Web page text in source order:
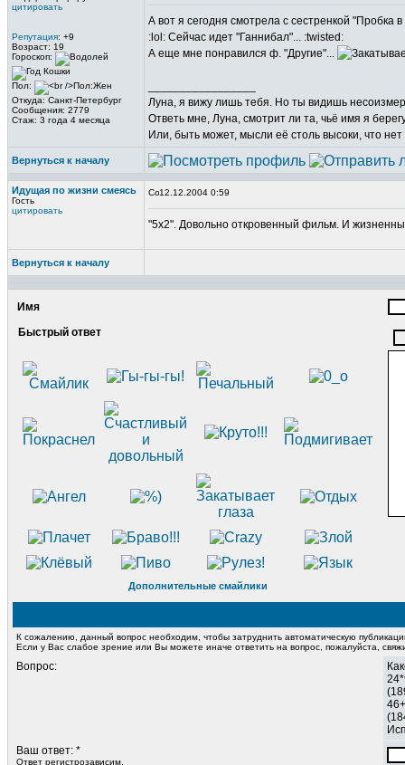
цитировать
Репутация: +9
Возраст: 19
Гороскоп:
Пол:
Откуда: Санкт-Петербург
Сообщения: 2779
Стаж: 3 года 4 месяца
А вот я сегодня смотрела с сестренкой "Пробка
:lol: Сейчас идет "Ганнибал"... :twisted:
А еще мне понравился ф. "Другие"...
Луна, я вижу лишь тебя. Но ты видишь
Ответь мне, Луна, смотрит ли та, чьё имя я
Или, быть может, мысли её столь высоки, что
Вернуться к началу
Идущая по жизни смеясь
Гость
цитировать
12.12.2004 0:59
"5x2". Довольно откровенный фильм. И
Вернуться к началу
Имя
Быстрый ответ
Дополнительные смайлики
К сожалению, данный вопрос необходим, чтобы затруднить автоматическую
Если у Вас слабое зрение или Вы можете иначе ответить на вопрос, пожалуйста,
Вопрос:
Ваш ответ: *
Ответ регистрозависим.